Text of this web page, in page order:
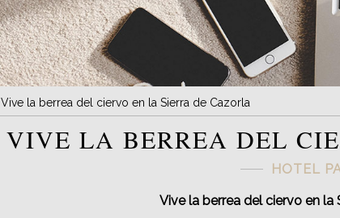
Vive la berrea del ciervo en la Sierra de Cazorla
VIVE LA BERREA DEL
HOTEL
Vive la berrea del ciervo en